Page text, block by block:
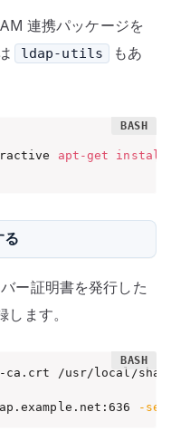
連携パッケージを
ldap-utils
もあ
apt-get
install
る
ー証明書を発行した
ます。
-